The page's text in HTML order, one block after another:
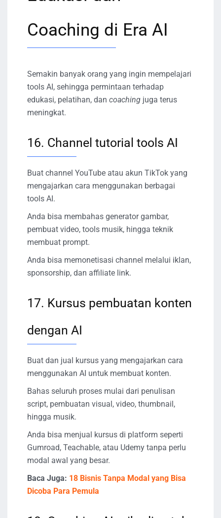
Coaching di Era AI
Semakin banyak orang yang ingin mempelajari
tools AI, sehingga permintaan terhadap
edukasi, pelatihan, dan coaching juga terus
meningkat.
16. Channel tutorial tools AI
Buat channel YouTube atau akun TikTok yang
mengajarkan cara menggunakan berbagai
tools AI.
Anda bisa membahas generator gambar,
pembuat video, tools musik, hingga teknik
membuat prompt.
Anda bisa memonetisasi channel melalui iklan,
sponsorship, dan affiliate link.
17. Kursus pembuatan konten
dengan AI
Buat dan jual kursus yang mengajarkan cara
menggunakan AI untuk membuat konten.
Bahas seluruh proses mulai dari penulisan
script, pembuatan visual, video, thumbnail,
hingga musik.
Anda bisa menjual kursus di platform seperti
Gumroad, Teachable, atau Udemy tanpa perlu
modal awal yang besar.
Baca Juga: 18 Bisnis Tanpa Modal yang Bisa
Dicoba Para Pemula